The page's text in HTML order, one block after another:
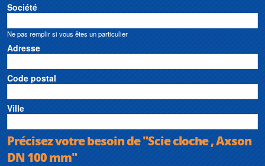
Société
Ne pas remplir si vous êtes un particulier
Adresse
Code postal
Ville
Précisez votre besoin de "Scie cloche , Axson
DN 100 mm"